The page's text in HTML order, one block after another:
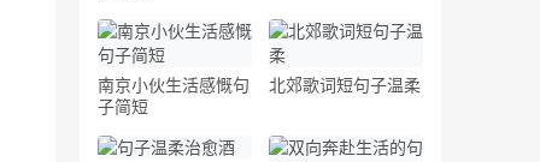
南京小伙生活感慨句
子简短
北郊歌词短句子温柔